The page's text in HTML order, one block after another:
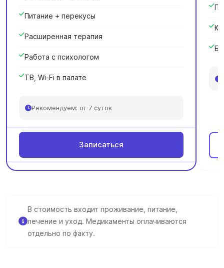
Питание + перекусы
Расширенная терапия
Работа с психологом
ТВ, Wi-Fi в палате
Рекомендуем: от 7 суток
Записаться
В стоимость входит проживание, питание,
лечение и уход. Медикаменты оплачиваются
отдельно по факту.